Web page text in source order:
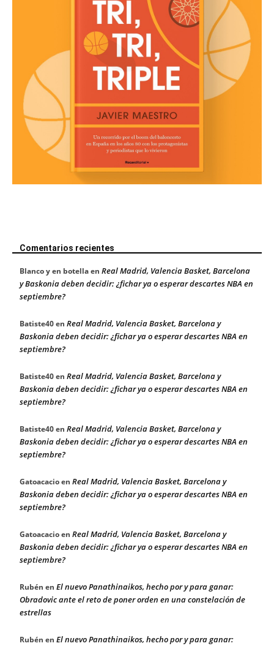
Comentarios recientes
Blanco y en botellaen Real Madrid, Valencia Basket, Barcelona
y Baskonia deben decidir: ¿fichar ya o esperar descartes NBA en
septiembre?
Batiste40en Real Madrid, Valencia Basket, Barcelona y
Baskonia deben decidir: ¿fichar ya o esperar descartes NBA en
septiembre?
Batiste40en Real Madrid, Valencia Basket, Barcelona y
Baskonia deben decidir: ¿fichar ya o esperar descartes NBA en
septiembre?
Batiste40en Real Madrid, Valencia Basket, Barcelona y
Baskonia deben decidir: ¿fichar ya o esperar descartes NBA en
septiembre?
Gatoacacioen Real Madrid, Valencia Basket, Barcelona y
Baskonia deben decidir: ¿fichar ya o esperar descartes NBA en
septiembre?
Gatoacacioen Real Madrid, Valencia Basket, Barcelona y
Baskonia deben decidir: ¿fichar ya o esperar descartes NBA en
septiembre?
Rubén en El nuevo Panathinaikos, hecho por y para ganar:
Obradovic ante el reto de poner orden en una constelación de
estrellas
Rubén en El nuevo Panathinaikos, hecho por y para ganar: